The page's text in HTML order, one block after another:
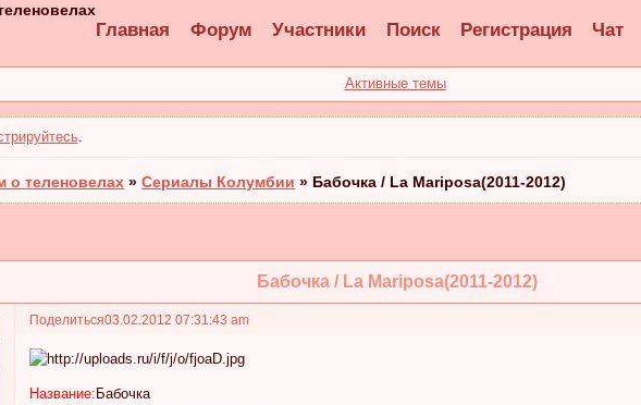
Главная Форум Участники Поиск Регистрация Чат
Активные темы
.
о теленовелах »Сериалы Колумбии » Бабочка / La Mariposa(2011-2012)
Бабочка / La Mariposa(2011-2012)
Поделиться03.02.2012 07:31:43 am
Название: Бабочка